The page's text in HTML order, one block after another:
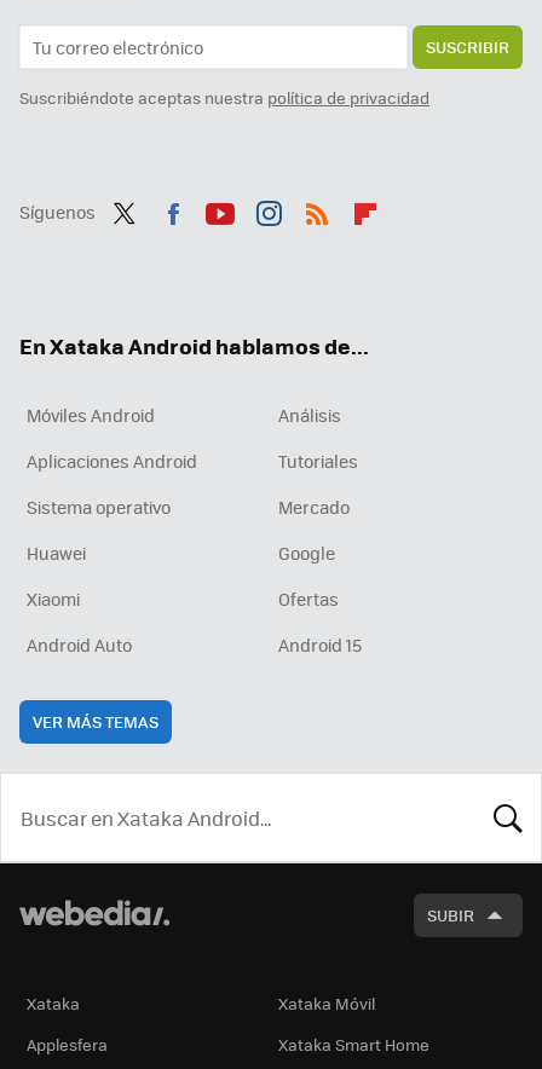
SUSCRIBIR
Suscribiéndote aceptas nuestra política de privacidad
Síguenos
En Xataka Android hablamos de...
Móviles Android
Análisis
Aplicaciones Android
Tutoriales
Sistema operativo
Mercado
Huawei
Google
Xiaomi
Ofertas
Android Auto
Android 15
VER MÁS TEMAS
SUBIR
Xataka
Xataka Móvil
Applesfera
Xataka Smart Home